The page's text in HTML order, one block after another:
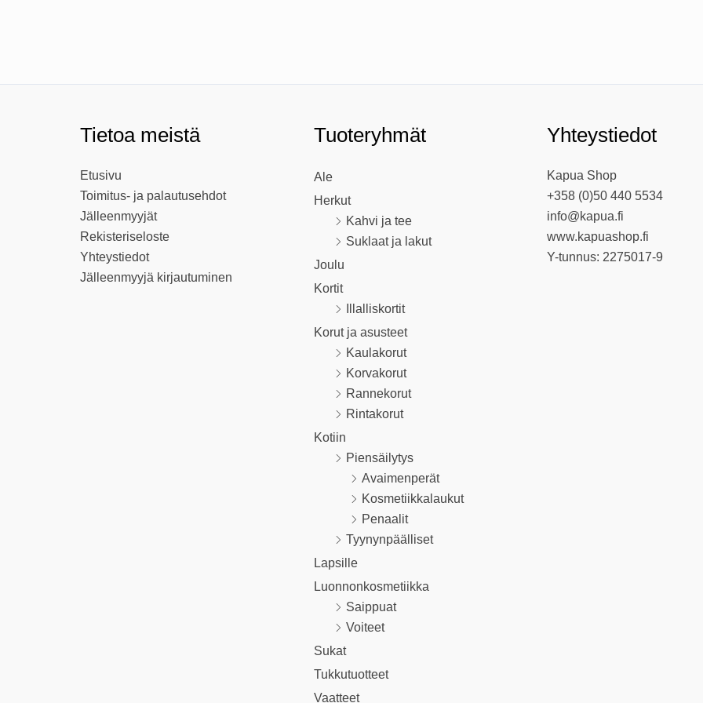
Tietoa meistä
Etusivu
Toimitus- ja palautusehdot
Jälleenmyyjät
Rekisteriseloste
Yhteystiedot
Jälleenmyyjä kirjautuminen
Tuoteryhmät
Ale
Herkut
Kahvi ja tee
Suklaat ja lakut
Joulu
Kortit
Illalliskortit
Korut ja asusteet
Kaulakorut
Korvakorut
Rannekorut
Rintakorut
Kotiin
Piensäilytys
Avaimenperät
Kosmetiikkalaukut
Penaalit
Tyynynpäälliset
Lapsille
Luonnonkosmetiikka
Saippuat
Voiteet
Sukat
Tukkutuotteet
Vaatteet
Yhteystiedot
Kapua Shop
+358 (0)50 440 5534
info@kapua.fi
www.kapuashop.fi
Y-tunnus: 2275017-9